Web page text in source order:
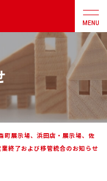
お問合せ
MENU
町展示場、浜田店・展示場、佐
終了および移管統合のお知らせ